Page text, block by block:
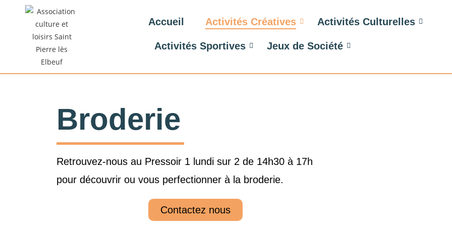
Accueil Activités Créatives Activités Culturelles
Activités Sportives Jeux de Société
Broderie
Retrouvez-nous au Pressoir 1 lundi sur 2 de 14h30 à 17h
pour découvrir ou vous perfectionner à la broderie.
Contactez nous